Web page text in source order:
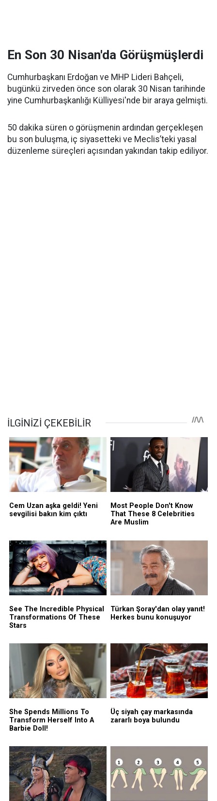
En Son 30 Nisan'da Görüşmüşlerdi
Cumhurbaşkanı Erdoğan ve MHP Lideri Bahçeli,
bugünkü zirveden önce son olarak 30 Nisan tarihinde
yine Cumhurbaşkanlığı Külliyesi'nde bir araya gelmişti.
50 dakika süren o görüşmenin ardından gerçekleşen
bu son buluşma, iç siyasetteki ve Meclis’teki yasal
düzenleme süreçleri açısından yakından takip ediliyor.